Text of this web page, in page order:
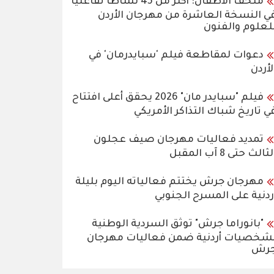
النسخة العاشرة من مهرجان الأردن
والفنون
دعوات لمقاطعة فيلم 'سبايدرمان' في
فيلم "سبايدر مان" 2026 يحقق أعلى افتتاح
تاريخ شباك التذاكر الأمريكي
تمديد فعاليات مهرجان صيف عجلون
حتى 8 آب المقبل
مهرجان جرش يختتم فعالياته اليوم بليلة
على المسرح الجنوبي
"بانوراما جرش" توثق السردية الوطنية
أردنية ضمن فعاليات مهرجان